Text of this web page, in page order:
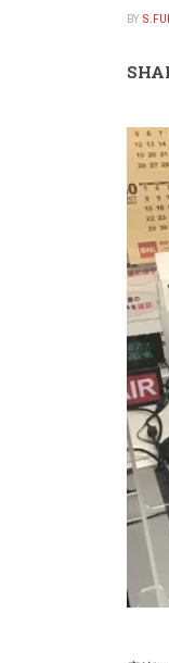
BY